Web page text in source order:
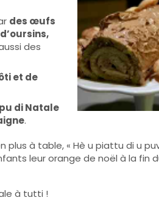
des œufs
des
et de
di Natale
.
plus à table, « Hè u piattu di u
leur orange de noël à la fin
à tutti !